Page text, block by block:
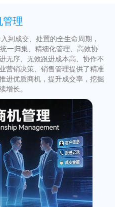
管理
到成交、处置的全生命周期，
一归集、精细化管理、高效协
无序、无效跟进成本高、协作不
营销决策、销售管理提供了精准
进优质商机，提升成交率，挖掘
增长。